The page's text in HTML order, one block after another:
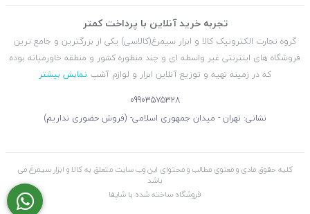
تجربه خرید آنلاین با پرداخت کمتر
گروه تجارت الکترونیک کالا و ابزار سیمرغ(کالاسی) یکی از بزرگترین و جامع ترین
فروشگاه های اینترنتی غیر واسطه ای و چند منظوره کشور و منطقه خاورمیانه بوده
که در زمینه تهیه و توزیع آنلاین ابزار و لوازم آشپ نمایش بیشتر
09903575328
نشانی: تهران - میدان جمهوری اسلامی- (فروش حضوری نداریم)
کلیه حقوق مادی و معنوی مطالب و محتوای این وب سایت متعلق به کالا و ابزار سیمرغ می
باشد
فروشگاه ساخته شده با شاپفا